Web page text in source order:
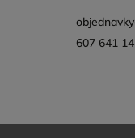
objednavky
607 641